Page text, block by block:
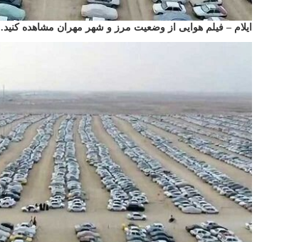
ایلام – فیلم هوایی از وضعیت مرز و شهر مهران مشاهده کنید.